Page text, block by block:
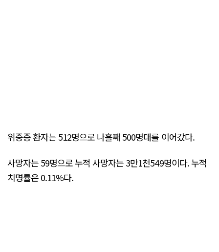
위중증 환자는 512명으로 나흘째 500명대를 이어갔다.
사망자는 59명으로 누적 사망자는 3만1천549명이다. 누적
치명률은 0.11%다.